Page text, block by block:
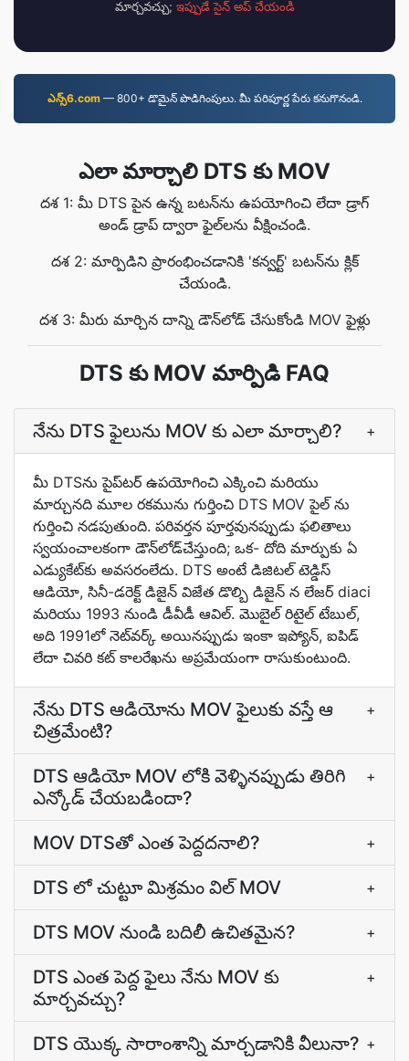
మార్చవచ్చు; ఇప్పుడే సైన్ అప్ చేయండి
ఎన్స్6.com—⁠ 800+ డొమైన్ పొడిగింపులు. మీ పరిపూర్ణ పేరు కనుగొనండి.
ఎలా మార్చాలి DTS కు MOV
దశ 1: మీ DTS పైన ఉన్న బటన్‌ను ఉపయోగించి లేదా డ్రాగ్
అండ్ డ్రాప్ ద్వారా ఫైల్‌లను వీక్షించండి.
దశ 2: మార్పిడిని ప్రారంభించడానికి 'కన్వర్ట్' బటన్‌ను క్లిక్
చేయండి.
దశ 3: మీరు మార్చిన దాన్ని డౌన్‌లోడ్ చేసుకోండి MOV ఫైళ్లు
DTS కు MOV మార్పిడి FAQ
నేను DTS ఫైలును MOV కు ఎలా మార్చాలి? +
మీ DTSను పైప్‌టర్ ఉపయోగించి ఎక్కించి మరియు
మార్చునది మూల రకమును గుర్తించి DTS MOV పైల్ ను
గుర్తించి నడపుతుంది. పరివర్తన పూర్తవునప్పుడు ఫలితాలు
స్వయంచాలకంగా డౌన్‌లోడ్‌చేస్తుంది; ఒక- దోది మార్పుకు ఏ
ఎడ్యుకేట్‌కు అవసరంలేదు. DTS అంటే డిజిటల్ టెడ్డిస్
ఆడియో, సినీ-డరెక్ట్ డిజైన్ విజేత డొల్బి డిజైన్ న లేజర్ diaci
మరియు 1993 నుండి డీవీడీ ఆవిల్. మొబైల్‌ రిటైల్‌ టేబుల్‌,
అది 1991లో నెట్‌వర్క్‌ అయినప్పుడు ఇంకా ఇప్యోన్‌, ఐపిడ్‌
లేదా చివరి కట్‌ కాలరేఖను అప్రమేయంగా రాసుకుంటుంది.
నేను DTS ఆడియోను MOV ఫైలుకు వస్తే ఆ
చిత్రమేంటి?
+
DTS ఆడియో MOV లోకి వెళ్ళినప్పుడు తిరిగి
ఎన్కోడ్ చేయబడిందా?
+
MOV DTSతో ఎంత పెద్దదనాలి? +
DTS లో చుట్టూ మిశ్రమం విల్ MOV +
DTS MOV నుండి బదిలీ ఉచితమైన? +
DTS ఎంత పెద్ద ఫైలు నేను MOV కు
మార్చవచ్చు?
+
DTS యొక్క సారాంశాన్ని మార్చడానికి వీలునా? +